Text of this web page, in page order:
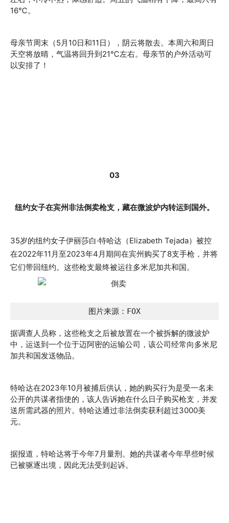
16℃。
母亲节周末（5月10日和11日），阴云将散去。本周六和周日
天空将放晴，气温将回升到21℃左右。母亲节的户外活动可
以安排了！
03
纽约女子在宾州非法倒卖枪支，藏在微波炉内转运到国外。
35岁的纽约女子伊丽莎白·特哈达（Elizabeth Tejada）被控
在2022年11月至2023年4月期间在宾州购买了8支手枪，并将
它们带回纽约。这些枪支最终被运往多米尼加共和国。
图片来源：FOX
据调查人员称，这些枪支之后被放置在一个被拆解的微波炉
中，运送到一个位于迈阿密的运输公司，该公司经常向多米尼
加共和国发送物品。
特哈达在2023年10月被捕后供认，她的购买行为是受一名未
公开的共谋者指使的，该人告诉她在什么日子购买枪支，并发
送所需武器的照片。特哈达通过非法倒卖获利超过3000美
元。
据报道，特哈达将于今年7月量刑。她的共谋者今年早些时候
已被驱逐出境，因此无法受到起诉。